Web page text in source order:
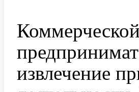
извлечение